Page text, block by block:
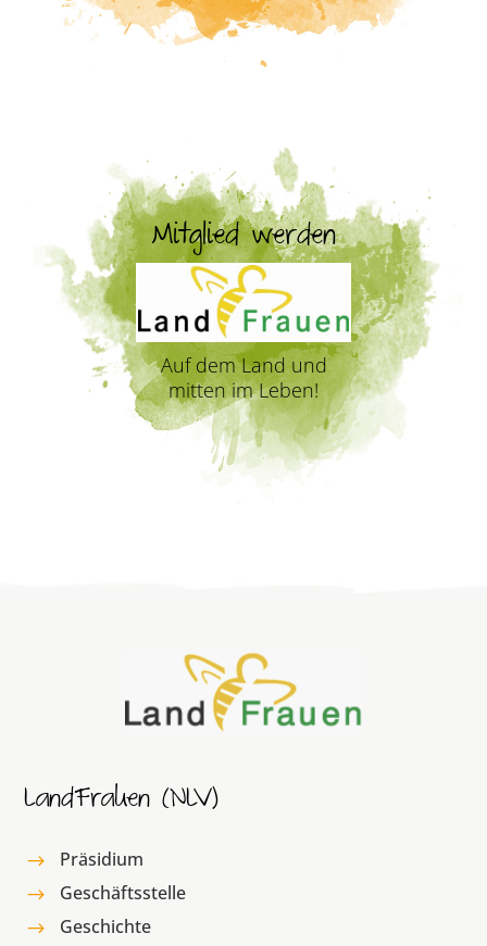
Mitglied werden
Auf dem Land und
mitten im Leben!
LandFrauen (NLV)
$ Präsidium
$ Geschäftsstelle
$ Geschichte